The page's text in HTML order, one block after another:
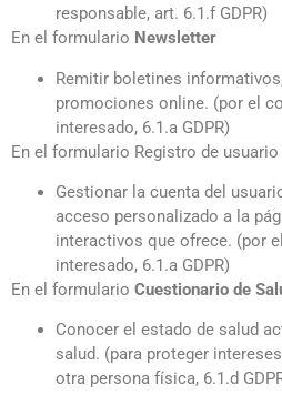
responsable, art. 6.1.f GDPR)
En el formulario Newsletter
Remitir boletines
promociones online. (por el
interesado, 6.1.a GDPR)
En el formulario Registro de usuario
Gestionar la cuenta del
acceso personalizado a la
interactivos que ofrece. (por
interesado, 6.1.a GDPR)
En el formulario Cuestionario de
Conocer el estado de salud
salud. (para proteger
otra persona física, 6.1.d